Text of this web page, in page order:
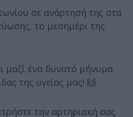
σε ανάρτησή της στα
το μεσημέρι της
μαζί ένα δυνατό μήνυμα
της υγείας μας! 🙌
την αρτηριακή σας